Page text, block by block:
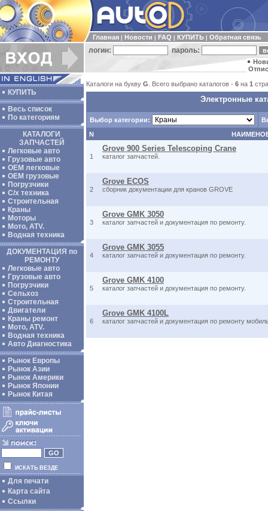
Главная Новости FAQ КУПИТЬ Обратная связь
логин: пароль:
КУПИТЬ
Весь список
По категориям
КАТАЛОГИ
ЗАПЧАСТЕЙ
Легковые авто
Грузовые авто
ОЕМ легковые
OEM грузовые
Погрузчики
С/х техника
Строительная
Краны
Моторы
Мото, ATV.
Водная техника
ДОКУМЕНТАЦИЯ по
РЕМОНТУ
Легковые авто
Грузовые авто
Погрузчики
Сельхоз
Строительная
Двигатели
Краны ремонт
Мото, ATV.
Водная техника
Авто Диагностика
Рынок Европы
Рынок Азии
Рынок Америки
Рынок Японии
Рынок Китая
ИСКАТЬ ВЕЗДЕ
Для печати
Карта сайта
Ссылки
Каталоги на букву G . Всего выбрано каталогов - 6 на 1
Электронные
Выбор категории:
N
1
Grove 900 Series Telescoping Crane
каталог запчастей.
2
Grove ECOS
сборник документации для кранов GROVE
3
Grove GMK 3050
каталог запчастей и документация по ремонту.
4
Grove GMK 3055
каталог запчастей и документация по ремонту.
5
Grove GMK 4100
каталог запчастей и документация по ремонту.
6
Grove GMK 4100L
каталог запчастей и документация по ремонту